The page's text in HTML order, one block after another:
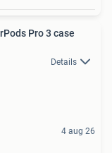
Pro 3 case
Details
4 aug 26